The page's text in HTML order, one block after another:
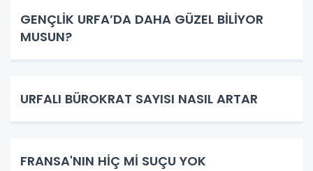
GENÇLİK URFA’DA DAHA GÜZEL BİLİYOR
MUSUN?
URFALI BÜROKRAT SAYISI NASIL ARTAR
FRANSA'NIN HİÇ Mİ SUÇU YOK